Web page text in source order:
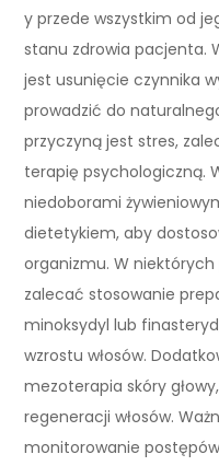
y przede wszystkim od
stanu zdrowia pacjenta.
jest usunięcie czynnika
prowadzić do
przyczyną jest stres,
terapię psychologiczną.
niedoborami
dietetykiem, aby
organizmu. W
zalecać stosowanie
minoksydyl lub
wzrostu włosów.
mezoterapia skóry
regeneracji włosów.
monitorowanie